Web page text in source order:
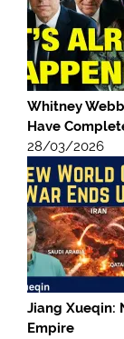
Whitney
Have
28/03/2026
Jiang Xueqin:
Empire